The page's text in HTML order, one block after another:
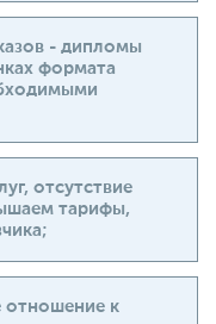
- дипломы
формата
отсутствие
тарифы,
отношение к